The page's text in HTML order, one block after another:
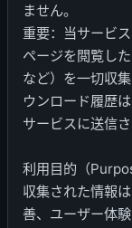
ません。
重要：当サービ
ページを閲覧し
など）を一切収
ウンロード履歴
サービスに送信
利用目的（
収集された情報
善、ユーザー体